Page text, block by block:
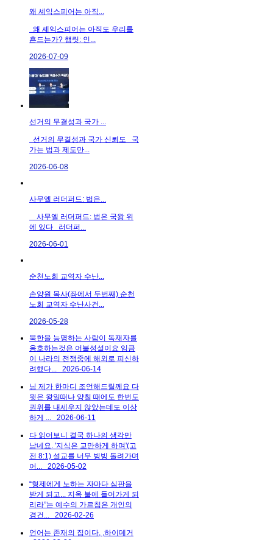
왜 셰익스피어는 아직...
왜 셰익스피어는 아직도 우리를
흔드는가? 햄릿: 인...
2026-07-09
선거의 무결성과 국가 ...
선거의 무결성과 국가 신뢰도 국
가는 법과 제도만...
2026-06-08
사무엘 러더퍼드: 법은...
사무엘 러더퍼드: 법은 국왕 위
에 있다 러더퍼...
2026-06-01
순천노회 교역자 수난...
손양원 목사(좌에서 두번째) 순천
노회 교역자 수난사건...
2026-05-28
북한을 능명하는 사람이 독재자를
옹호하는것은 어불성설이요 임금
이 나라의 전쟁중에 해외로 피신하
려했다...
2026-06-14
님 제가 한마디 조언해드릴께요 다
윗은 왕일때나 양칠 때에도 한번도
권위를 내세우지 않았는데도 이상
하게 ...
2026-06-11
다 읽어보니 결국 하나의 생각만
남네요. '지식은 교만하게 하며'(고
전 8:1) 설교를 너무 빙빙 돌려가며
어...
2026-05-02
“형제에게 노하는 자마다 심판을
받게 되고... 지옥 불에 들어가게 되
리라”는 예수의 가르침은 개인의
경건...
2026-02-26
언어는 존재의 집이다, ,하이데거